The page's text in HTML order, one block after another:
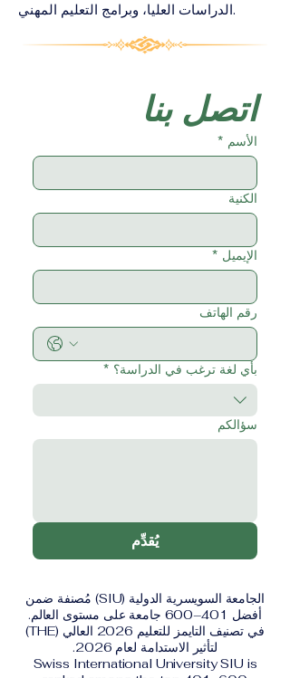
الدراسات العليا، وبرامج التعليم المهني.
اتصل بنا
الأسم *
الكنية
الإيميل *
رقم الهاتف
بأي لغة ترغب في الدراسة؟ *
سؤالكم
يُقدِّم
الجامعة السويسرية الدولية (SIU) مُصنفة ضمن
أفضل 401–600 جامعة على مستوى العالم.
في تصنيف التايمز للتعليم 2026 العالي (THE)
لتأثير الاستدامة لعام 2026.
Swiss International University SIU is